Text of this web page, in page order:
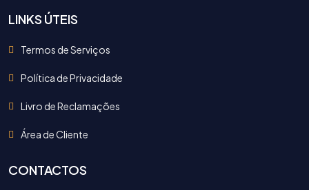
LINKS ÚTEIS
Termos de Serviços
Política de Privacidade
Livro de Reclamações
Área de Cliente
CONTACTOS